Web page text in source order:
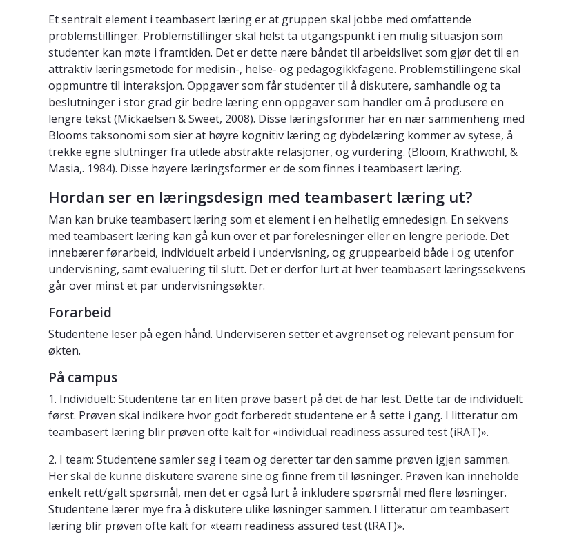
Et sentralt element i teambasert læring er at gruppen skal jobbe med omfattende
problemstillinger. Problemstillinger skal helst ta utgangspunkt i en mulig situasjon som
studenter kan møte i framtiden. Det er dette nære båndet til arbeidslivet som gjør det til en
attraktiv læringsmetode for medisin-, helse- og pedagogikkfagene. Problemstillingene skal
oppmuntre til interaksjon. Oppgaver som får studenter til å diskutere, samhandle og ta
beslutninger i stor grad gir bedre læring enn oppgaver som handler om å produsere en
lengre tekst (Mickaelsen & Sweet, 2008). Disse læringsformer har en nær sammenheng med
Blooms taksonomi som sier at høyre kognitiv læring og dybdelæring kommer av sytese, å
trekke egne slutninger fra utlede abstrakte relasjoner, og vurdering. (Bloom, Krathwohl, &
Masia,. 1984). Disse høyere læringsformer er de som finnes i teambasert læring.
Hordan ser en læringsdesign med teambasert læring ut?
Man kan bruke teambasert læring som et element i en helhetlig emnedesign. En sekvens
med teambasert læring kan gå kun over et par forelesninger eller en lengre periode. Det
innebærer førarbeid, individuelt arbeid i undervisning, og gruppearbeid både i og utenfor
undervisning, samt evaluering til slutt. Det er derfor lurt at hver teambasert læringssekvens
går over minst et par undervisningsøkter.
Forarbeid
Studentene leser på egen hånd. Underviseren setter et avgrenset og relevant pensum for
økten.
På campus
1. Individuelt: Studentene tar en liten prøve basert på det de har lest. Dette tar de individuelt
først. Prøven skal indikere hvor godt forberedt studentene er å sette i gang. I litteratur om
teambasert læring blir prøven ofte kalt for «individual readiness assured test (iRAT)».
2. I team: Studentene samler seg i team og deretter tar den samme prøven igjen sammen.
Her skal de kunne diskutere svarene sine og finne frem til løsninger. Prøven kan inneholde
enkelt rett/galt spørsmål, men det er også lurt å inkludere spørsmål med flere løsninger.
Studentene lærer mye fra å diskutere ulike løsninger sammen. I litteratur om teambasert
læring blir prøven ofte kalt for «team readiness assured test (tRAT)».